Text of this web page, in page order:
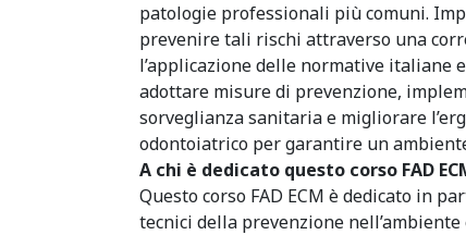
patologie professionali più comuni.
prevenire tali rischi attraverso una
l’applicazione delle normative italiane
adottare misure di prevenzione,
sorveglianza sanitaria e migliorare
odontoiatrico per garantire un
A chi è dedicato questo corso FAD
Questo corso FAD ECM è dedicato in
tecnici della prevenzione